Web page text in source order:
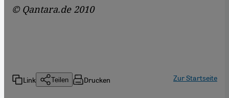
© Qantara.de 2010
Link Teilen Drucken Zur Startseite